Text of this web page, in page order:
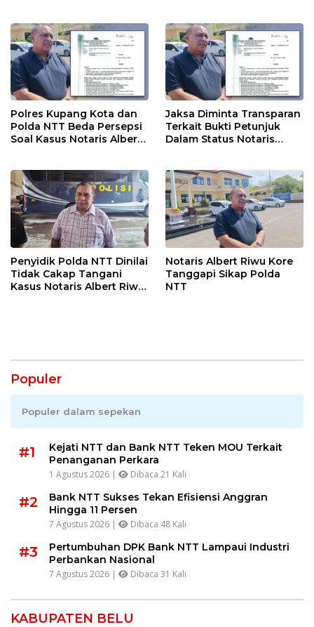
Polres Kupang Kota dan
Polda NTT Beda Persepsi
Soal Kasus Notaris Albert
Jaksa Diminta Transparan
Terkait Bukti Petunjuk
Dalam Status Notaris
Penyidik Polda NTT Dinilai
Tidak Cakap Tangani
Kasus Notaris Albert Riwu
Notaris Albert Riwu Kore
Tanggapi Sikap Polda
NTT
Populer
Populer dalam sepekan
#1
Kejati NTT dan Bank NTT Teken MOU Terkait
Penanganan Perkara
1 Agustus 2026 | Dibaca 21 Kali
#2
Bank NTT Sukses Tekan Efisiensi Anggran
Hingga 11 Persen
7 Agustus 2026 | Dibaca 48 Kali
#3
Pertumbuhan DPK Bank NTT Lampaui Industri
Perbankan Nasional
7 Agustus 2026 | Dibaca 31 Kali
KABUPATEN BELU